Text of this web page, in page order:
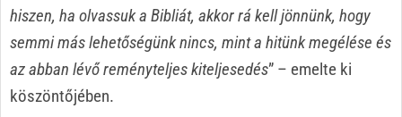
hiszen, ha olvassuk a Bibliát, akkor rá kell jönnünk, hogy
semmi más lehetőségünk nincs, mint a hitünk megélése és
az abban lévő reményteljes kiteljesedés” – emelte ki
köszöntőjében.